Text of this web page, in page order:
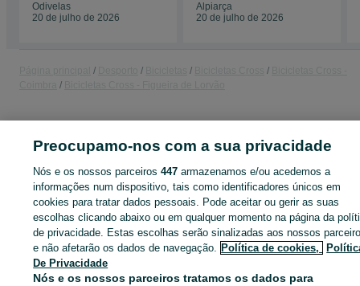
Odivelas
20 de julho de 2026
Alpiarça
20 de julho de 2026
ID:646880375 Cliques:
Entra na tua conta OLX ou cria uma nova para contactares
anunciante
Preocupamo-nos com a sua privacidade
Nós e os nossos parceiros447 armazenamos e/ou acedemos a
informações num dispositivo, tais como identificadores únicos em
cookies para tratar dados pessoais. Pode aceitar ou gerir as suas
escolhas clicando abaixo ou em qualquer momento na página da
de privacidade. Estas escolhas serão sinalizadas aos nossos
e não afetarão os dados de navegação. Política de cookies,
De Privacidade
Nós e os nossos parceiros tratamos os dados para